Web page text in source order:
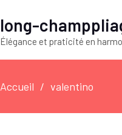
long-
Élégance et praticité en
Accueil valentino